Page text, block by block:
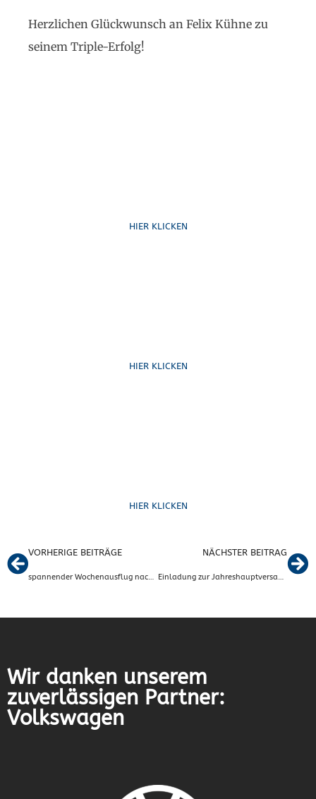
Herzlichen Glückwunsch an Felix Kühne zu
seinem Triple-Erfolg!
HIER KLICKEN
HIER KLICKEN
HIER KLICKEN
VORHERIGE BEITRÄGE
spannender Wochenausflug nach Dortmund
NÄCHSTER BEITRAG
Einladung zur Jahreshauptversammlung der Ski & Nordic-Walkingsparte
Wir danken unserem
zuverlässigen Partner:
Volkswagen